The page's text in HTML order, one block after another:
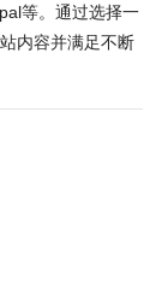
等。通过选择一
内容并满足不断